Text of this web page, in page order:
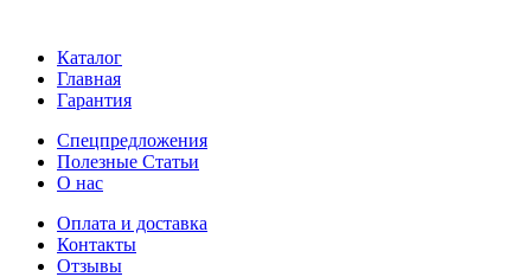
Каталог
Главная
Гарантия
Спецпредложения
Полезные Статьи
О нас
Оплата и доставка
Контакты
Отзывы